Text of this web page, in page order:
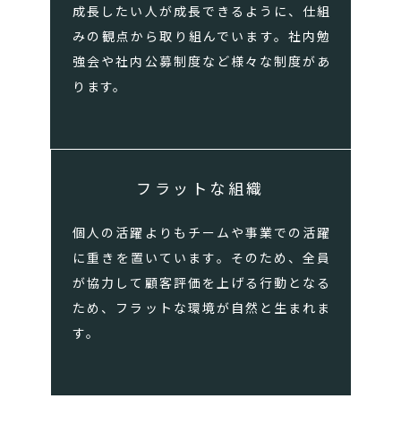
成長したい人が成長できるように、仕組
みの観点から取り組んでいます。社内勉
強会や社内公募制度など様々な制度があ
ります。
フラットな組織
個人の活躍よりもチームや事業での活躍
に重きを置いています。そのため、全員
が協力して顧客評価を上げる行動となる
ため、フラットな環境が自然と生まれま
す。